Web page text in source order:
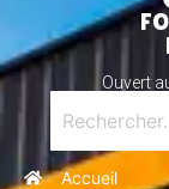
Ouvert
Accueil